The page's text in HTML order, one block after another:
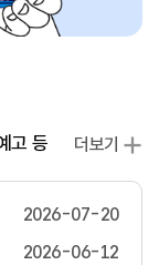
2026-07-20
2026-06-12
더보기
고 등 발간자료